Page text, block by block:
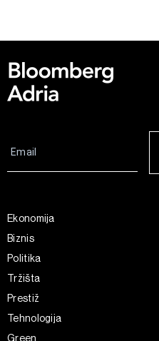
Ekonomija
Biznis
Politika
Tržišta
Prestiž
Tehnologija
Green